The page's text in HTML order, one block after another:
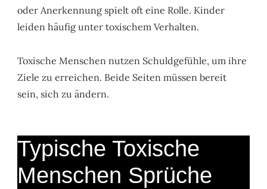
oder Anerkennung spielt oft eine Rolle. Kinder
leiden häufig unter toxischem Verhalten.
Toxische Menschen nutzen Schuldgefühle, um ihre
Ziele zu erreichen. Beide Seiten müssen bereit
sein, sich zu ändern.
Typische Toxische
Menschen Sprüche